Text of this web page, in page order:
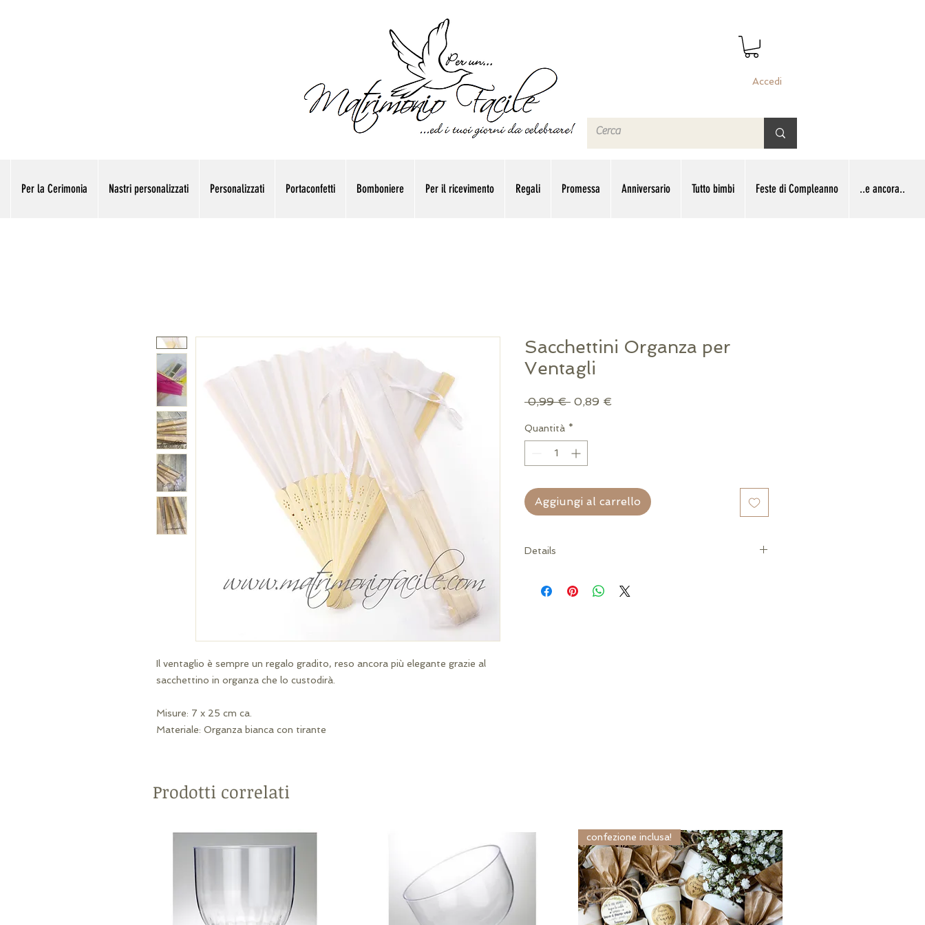
Accedi
Per la Cerimonia Nastri personalizzati Personalizzati Portaconfetti Bomboniere Per il ricevimento Regali Promessa Anniversario Tutto bimbi Feste di Compleanno ..e ancora..
Il ventaglio è sempre un regalo gradito, reso ancora più elegante grazie al
sacchettino in organza che lo custodirà.
Misure: 7 x 25 cm ca.
Materiale: Organza bianca con tirante
Sacchettini Organza per
Ventagli
0,99 € Prezzo
0,89 €
Quantità *
Aggiungi al carrello
Details
Prodotti correlati
confezione inclusa!